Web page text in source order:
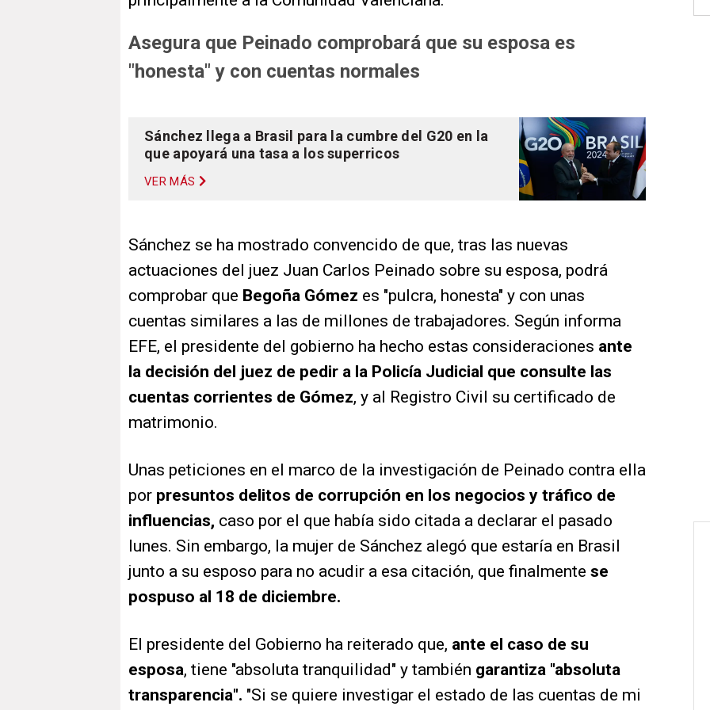
Asegura que Peinado comprobará que su esposa es
"honesta" y con cuentas normales
Sánchez llega a Brasil para la cumbre del G20 en la
que apoyará una tasa a los superricos
VER MÁS
Sánchez se ha mostrado convencido de que, tras las nuevas
actuaciones del juez Juan Carlos Peinado sobre su esposa, podrá
comprobar que Begoña Gómez es "pulcra, honesta" y con unas
cuentas similares a las de millones de trabajadores. Según informa
EFE, el presidente del gobierno ha hecho estas consideraciones ante
la decisión del juez de pedir a la Policía Judicial que consulte las
cuentas corrientes de Gómez, y al Registro Civil su certificado de
matrimonio.
Unas peticiones en el marco de la investigación de Peinado contra ella
por presuntos delitos de corrupción en los negocios y tráfico de
influencias, caso por el que había sido citada a declarar el pasado
lunes. Sin embargo, la mujer de Sánchez alegó que estaría en Brasil
junto a su esposo para no acudir a esa citación, que finalmente se
pospuso al 18 de diciembre.
El presidente del Gobierno ha reiterado que, ante el caso de su
esposa, tiene "absoluta tranquilidad" y también garantiza "absoluta
transparencia". "Si se quiere investigar el estado de las cuentas de mi